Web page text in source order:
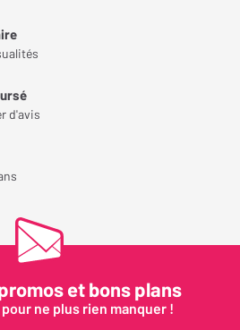
d'avis
et bons plans
ne plus rien manquer !